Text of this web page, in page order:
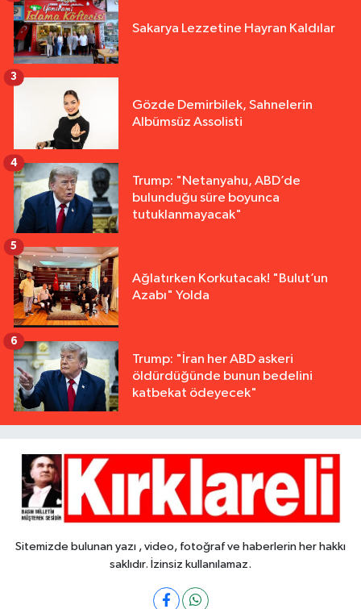
Sakarya Lezzetine Hayran Kaldılar
Gözde Demirbilek, Sahnelerin
Albümsüz Assolisti
3
Trump: "Netanyahu, ABD’de
bulunduğu süre boyunca
tutuklanmayacak"
4
Ağlatırken Korkutacak! "Bulut’un
Azabı" Yolda
5
Trump: "İran her ABD askeri
öldürdüğünde bunun bedelini
katbekat ödeyecek"
6
Sitemizde bulunan yazı , video, fotoğraf ve haberlerin her hakkı
saklıdır. İzinsiz kullanılamaz.